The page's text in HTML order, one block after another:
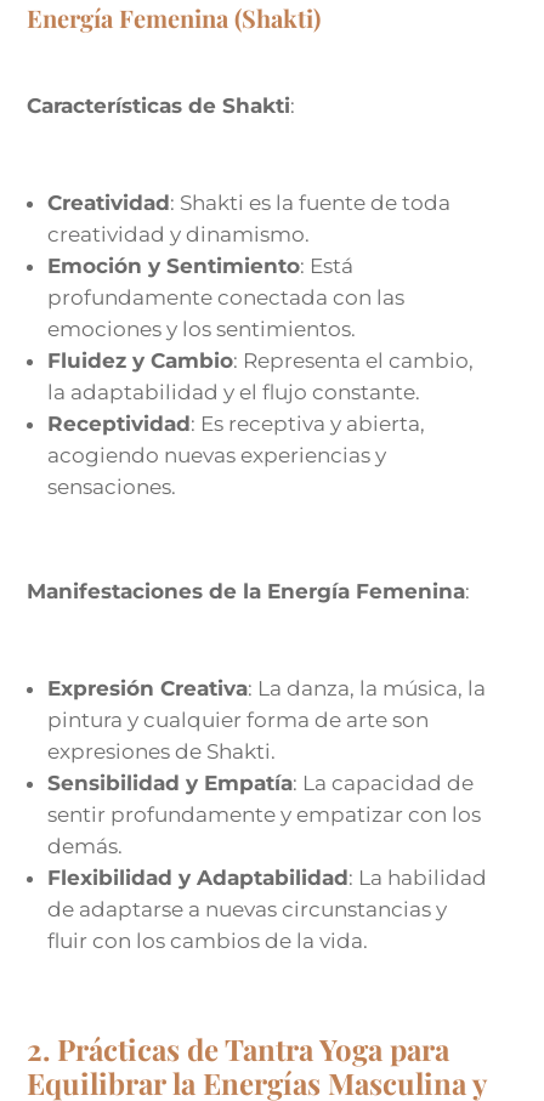
Energía Femenina (Shakti)
Características de Shakti:
Creatividad: Shakti es la fuente de toda
creatividad y dinamismo.
Emoción y Sentimiento: Está
profundamente conectada con las
emociones y los sentimientos.
Fluidez y Cambio: Representa el cambio,
la adaptabilidad y el flujo constante.
Receptividad: Es receptiva y abierta,
acogiendo nuevas experiencias y
sensaciones.
Manifestaciones de la Energía Femenina:
Expresión Creativa: La danza, la música, la
pintura y cualquier forma de arte son
expresiones de Shakti.
Sensibilidad y Empatía: La capacidad de
sentir profundamente y empatizar con los
demás.
Flexibilidad y Adaptabilidad: La habilidad
de adaptarse a nuevas circunstancias y
fluir con los cambios de la vida.
2. Prácticas de Tantra Yoga para
Equilibrar la Energías Masculina y